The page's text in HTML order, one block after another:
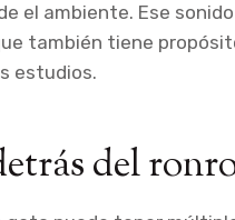
el ambiente. Ese
también tiene
estudios.
del